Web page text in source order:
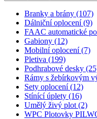
Branky a brány (107)
Dálniční oplocení (9)
FAAC automatické
Gabiony (12)
Mobilní oplocení (7)
Pletiva (199)
Podhrabové desky
Rámy s žebírkovým
Sety oplocení (12)
Stínící úplety (16)
Umělý živý plot (2)
WPC Plotovky